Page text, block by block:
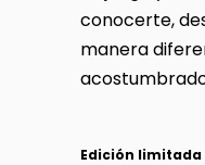
conocerte,
manera
Edición limitada